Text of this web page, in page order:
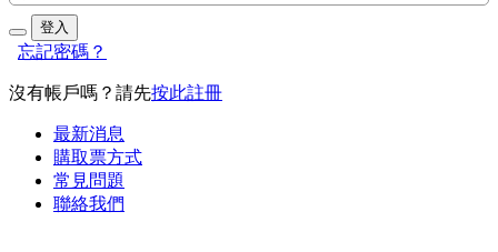
登入
忘記密碼？
沒有帳戶嗎？請先按此註冊
最新消息
購取票方式
常見問題
聯絡我們